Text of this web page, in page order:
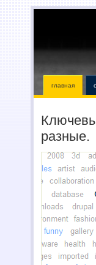
главная
разные.